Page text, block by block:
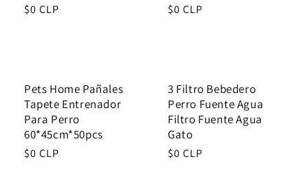
Regular
$0 CLP
Regular
$0 CLP
Pets Home Pañales
Tapete Entrenador
Para Perro
60*45cm*50pcs
Regular
$0 CLP
3 Filtro Bebedero
Perro Fuente Agua
Filtro Fuente Agua
Gato
Regular
$0 CLP